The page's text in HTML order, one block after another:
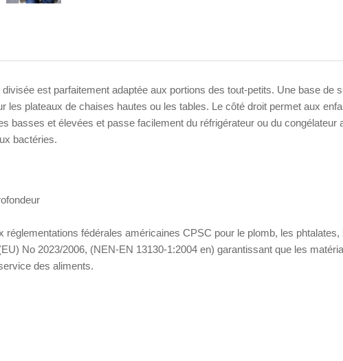
est parfaitement adaptée aux portions des tout-petits. Une base de
plateaux de chaises hautes ou les tables. Le côté droit permet aux
basses et élevées et passe facilement du réfrigérateur ou du congélateur
bactéries.
fédérales américaines CPSC pour le plomb, les
No 2023/2006, (NEN-EN 13130-1:2004 en) garantissant que les
des aliments.